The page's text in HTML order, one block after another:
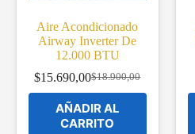
Aire Acondicionado
Airway Inverter De
12.000 BTU
$18.900,00
Original
price
was:
$18.900,00.
$15.690,00Current
price
is:
$15.690,00.
AÑADIR AL
CARRITO